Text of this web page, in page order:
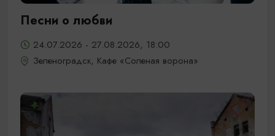
Песни о любви
24.07.2026 - 27.08.2026, 18:00
Зеленоградск, Кафе «Соленая ворона»